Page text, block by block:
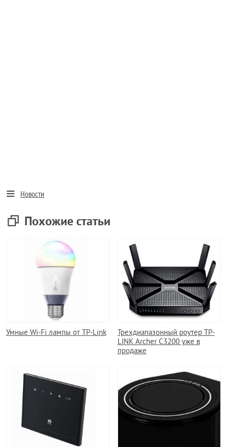
Новости
Похожие статьи
Умные Wi-Fi лампы от TP-Link
Трехдиапазонный роутер TP-
LINK Archer C3200 уже в
продаже